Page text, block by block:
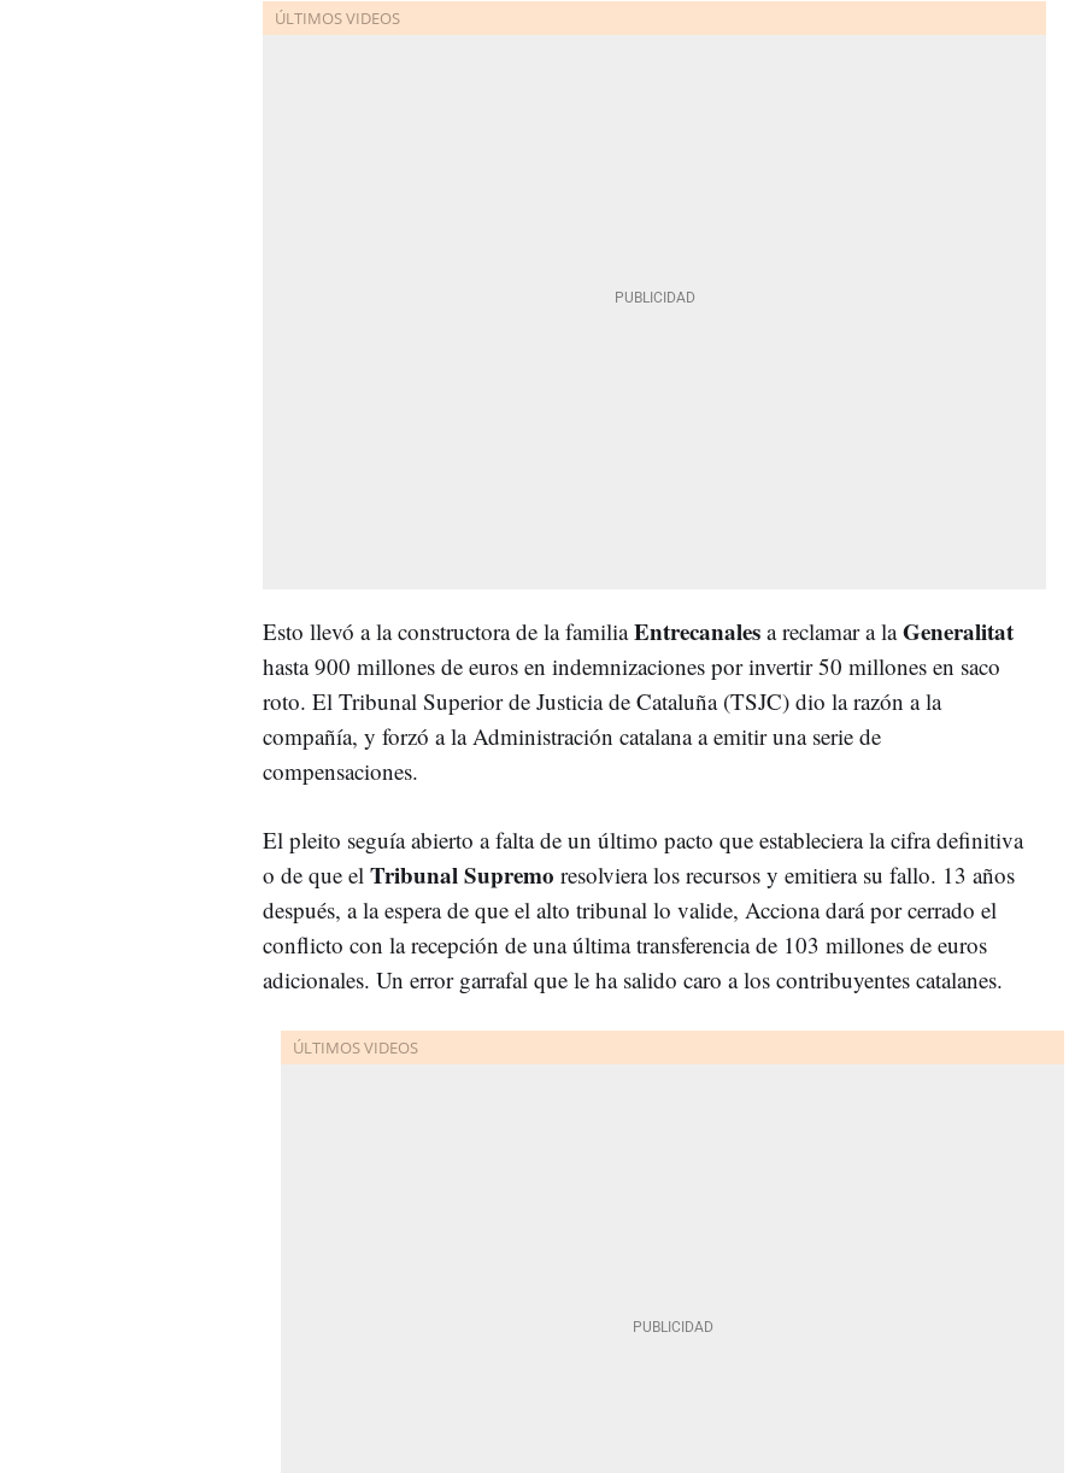
Esto llevó a la constructora de la familiaEntrecanales a reclamar a laGeneralitat
hasta 900 millones de euros en indemnizaciones por invertir 50 millones en saco
roto. El Tribunal Superior de Justicia de Cataluña (TSJC) dio la razón a la
compañía, y forzó a la Administración catalana a emitir una serie de
compensaciones.
El pleito seguía abierto a falta de un último pacto que estableciera la cifra definitiva
o de que el Tribunal Supremo resolviera los recursos y emitiera su fallo. 13 años
después, a la espera de que el alto tribunal lo valide, Acciona dará por cerrado el
conflicto con la recepción de una última transferencia de 103 millones de euros
adicionales. Un error garrafal que le ha salido caro a los contribuyentes catalanes.